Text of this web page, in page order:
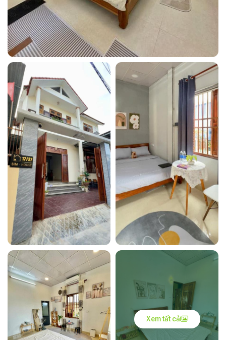
Xem tất cả